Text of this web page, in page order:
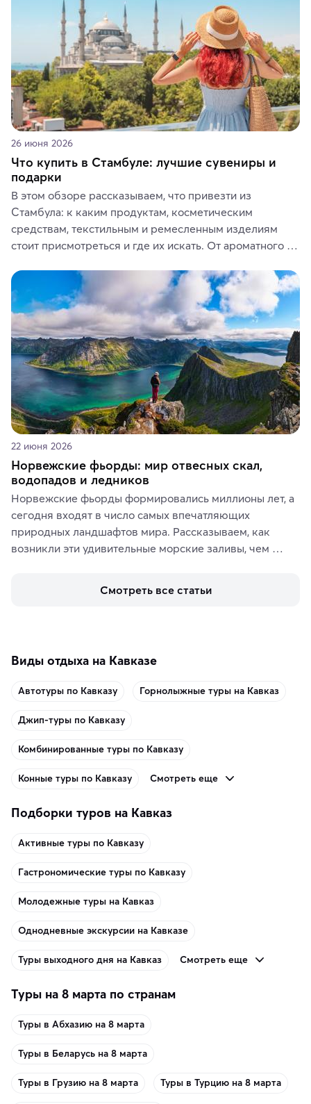
26 июня 2026
Что купить в Стамбуле: лучшие сувениры и
подарки
В этом обзоре рассказываем, что привезти из
Стамбула: к каким продуктам, косметическим
средствам, текстильным и ремесленным изделиям
стоит присмотреться и где их искать. От ароматного
керамики и изделий из кожи на турецких рынках и в
аутентичных лавках — в подарок близким или себе на
память о путешествии.
22 июня 2026
Норвежские фьорды: мир отвесных скал,
водопадов и ледников
Норвежские фьорды формировались миллионы лет, а
сегодня входят в число самых впечатляющих
природных ландшафтов мира. Рассказываем, как
возникли эти удивительные морские заливы, чем
включить в маршрут по Норвегии.
Смотреть все статьи
Виды отдыха на Кавказе
Автотуры по Кавказу Горнолыжные туры на Кавказ
Джип-туры по Кавказу
Комбинированные туры по Кавказу
Конные туры по Кавказу Смотреть еще
Подборки туров на Кавказ
Активные туры по Кавказу
Гастрономические туры по Кавказу
Молодежные туры на Кавказ
Однодневные экскурсии на Кавказе
Туры выходного дня на Кавказ Смотреть еще
Туры на 8 марта по странам
Туры в Абхазию на 8 марта
Туры в Беларусь на 8 марта
Туры в Грузию на 8 марта Туры в Турцию на 8 марта